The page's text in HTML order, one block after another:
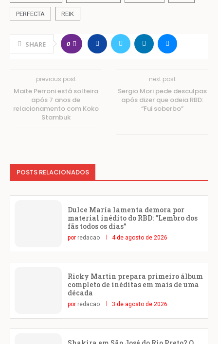
PERFECTA REIK
SHARE 0
previous post
Maite Perroni está solteira
após 7 anos de
relacionamento com Koko
Stambuk
next post
Sergio Mori pede desculpas
após dizer que odeia RBD:
“Fui soberbo”
POSTS RELACIONADOS
Dulce María lamenta demora por
material inédito do RBD: “Lembro dos
fãs todos os dias”
por redacao 4 de agosto de 2026
Ricky Martin prepara primeiro álbum
completo de inéditas em mais de uma
década
por redacao 3 de agosto de 2026